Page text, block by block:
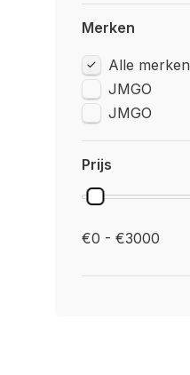
Merken
Alle merken
JMGO
JMGO
Prijs
€0 - €3000